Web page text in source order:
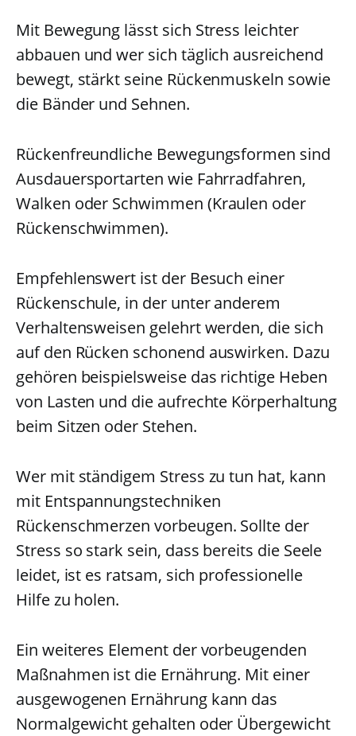
Mit Bewegung lässt sich Stress leichter
abbauen und wer sich täglich ausreichend
bewegt, stärkt seine Rückenmuskeln sowie
die Bänder und Sehnen.
Rückenfreundliche Bewegungsformen sind
Ausdauersportarten wie Fahrradfahren,
Walken oder Schwimmen (Kraulen oder
Rückenschwimmen).
Empfehlenswert ist der Besuch einer
Rückenschule, in der unter anderem
Verhaltensweisen gelehrt werden, die sich
auf den Rücken schonend auswirken. Dazu
gehören beispielsweise das richtige Heben
von Lasten und die aufrechte Körperhaltung
beim Sitzen oder Stehen.
Wer mit ständigem Stress zu tun hat, kann
mit Entspannungstechniken
Rückenschmerzen vorbeugen. Sollte der
Stress so stark sein, dass bereits die Seele
leidet, ist es ratsam, sich professionelle
Hilfe zu holen.
Ein weiteres Element der vorbeugenden
Maßnahmen ist die Ernährung. Mit einer
ausgewogenen Ernährung kann das
Normalgewicht gehalten oder Übergewicht